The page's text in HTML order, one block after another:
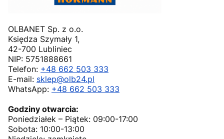
OLBANET Sp. z o.o.
Księdza Szymały 1,
42-700 Lubliniec
NIP: 5751888661
Telefon: +48 662 503 333
E-mail: sklep@olb24.pl
WhatsApp: +48 662 503 333
Godziny otwarcia:
Poniedziałek – Piątek: 09:00-17:00
Sobota: 10:00-13:00